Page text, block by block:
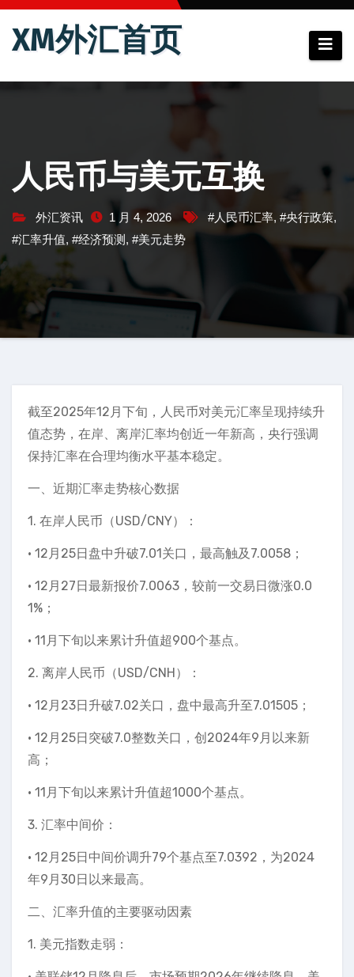
跳
XM外汇首页
人民币与美元互换
外汇资讯 1 月 4, 2026 #人民币汇率, #央行政策,
#汇率升值, #经济预测 , #美元走势
截至2025年12月下旬，人民币对美元汇率呈现持续升
值态势，在岸、离岸汇率均创近一年新高，央行强调
保持汇率在合理均衡水平基本稳定。
一、近期汇率走势核心数据
1. 在岸人民币（USD/CNY）：
• 12月25日盘中升破7.01关口，最高触及7.0058；
• 12月27日最新报价7.0063，较前一交易日微涨0.0
1%；
• 11月下旬以来累计升值超900个基点。
2. 离岸人民币（USD/CNH）：
• 12月23日升破7.02关口，盘中最高升至7.01505；
• 12月25日突破7.0整数关口，创2024年9月以来新
高；
• 11月下旬以来累计升值超1000个基点。
3. 汇率中间价：
• 12月25日中间价调升79个基点至7.0392，为2024
年9月30日以来最高。
二、汇率升值的主要驱动因素
1. 美元指数走弱：